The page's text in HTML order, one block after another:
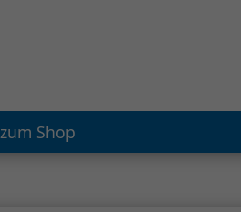
zum Shop